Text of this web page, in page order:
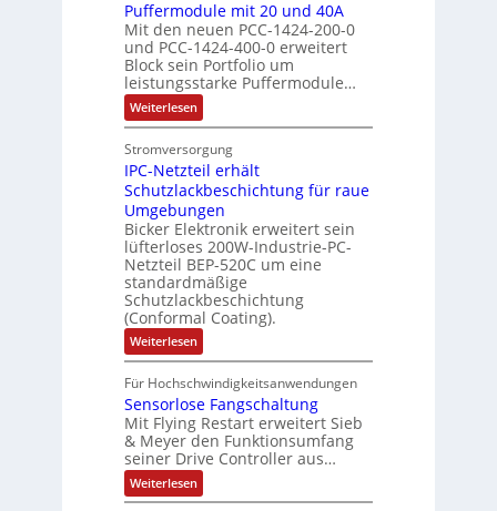
a
s
A
u
s
l
a
n
d
g
e
s
c
h
ä
f
t
e
s
V
D
M
A
l
e
k
t
r
i
s
c
h
e
t
o
m
a
t
i
g
e
n
J
a
r
e
s
z
i
e
l
e
i
t
e
r
b
e
i
S
P
N
h
l
e
n
4
,
M
i
l
l
i
o
n
e
n
A
r
b
e
i
t
s
k
A
b
o
u
t
A
u
t
o
m
a
t
i
o
n
e
x
p
a
n
d
i
e
r
Puffermodule mit 20 und 40A
Mit den neuen PCC-1424-200-0
und PCC-1424-400-0 erweitert
Block sein Portfolio um
leistungsstarke Puffermodule…
Weiterlesen:
P
f
f
e
r
m
o
d
u
l
e
m
i
t
2
u
n
d
4
0
A
Stromversorgung
IPC-Netzteil erhält
Schutzlackbeschichtung für raue
Umgebungen
Bicker Elektronik erweitert sein
lüfterloses 200W-Industrie-PC-
Netzteil BEP-520C um eine
standardmäßige
Schutzlackbeschichtung
(Conformal Coating).
Weiterlesen:
I
C
-
N
e
t
z
t
e
Für Hochschwindigkeitsanwendungen
Sensorlose Fangschaltung
Mit Flying Restart erweitert Sieb
& Meyer den Funktionsumfang
seiner Drive Controller aus…
Weiterlesen:
S